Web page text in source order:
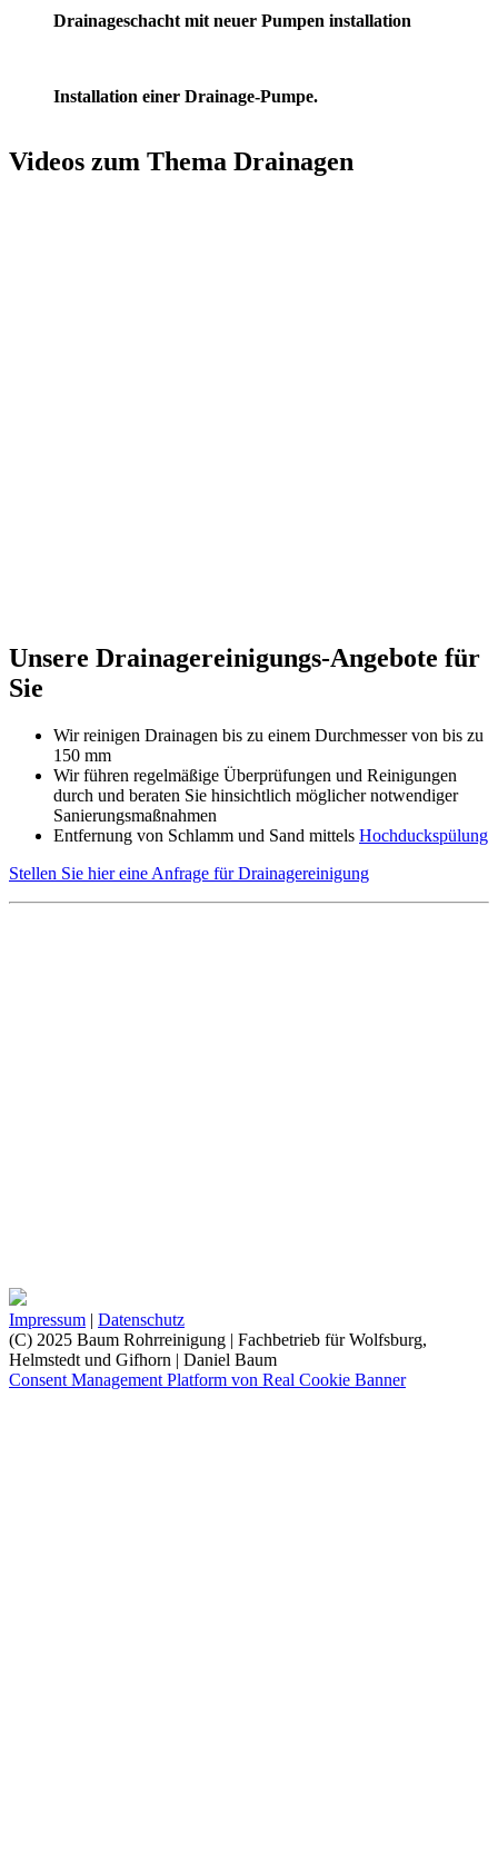
Drainageschacht mit neuer Pumpen installation
Installation einer Drainage-Pumpe.
Videos zum Thema Drainagen
Unsere Drainagereinigungs-Angebote für
Sie
Wir reinigen Drainagen bis zu einem Durchmesser von bis zu
150 mm
Wir führen regelmäßige Überprüfungen und Reinigungen
durch und beraten Sie hinsichtlich möglicher notwendiger
Sanierungsmaßnahmen
Entfernung von Schlamm und Sand mittels Hochduckspülung
Stellen Sie hier eine Anfrage für Drainagereinigung
Impressum | Datenschutz
(C) 2025 Baum Rohrreinigung | Fachbetrieb für Wolfsburg,
Helmstedt und Gifhorn | Daniel Baum
Consent Management Platform von Real Cookie Banner